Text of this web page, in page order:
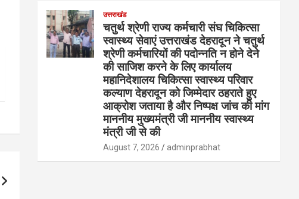
उत्तराखंड
चतुर्थ श्रेणी राज्य कर्मचारी संघ चिकित्सा
स्वास्थ्य सेवाएं उत्तराखंड देहरादून ने चतुर्थ
श्रेणी कर्मचारियों की पदोन्नति न होने देने
की साजिश करने के लिए कार्यालय
महानिदेशालय चिकित्सा स्वास्थ्य परिवार
कल्याण देहरादून को जिम्मेदार ठहराते हुए
आक्रोश जताया है और निष्पक्ष जांच की मांग
माननीय मुख्यमंत्री जी माननीय स्वास्थ्य
मंत्री जी से की
August 7, 2026 adminprabhat